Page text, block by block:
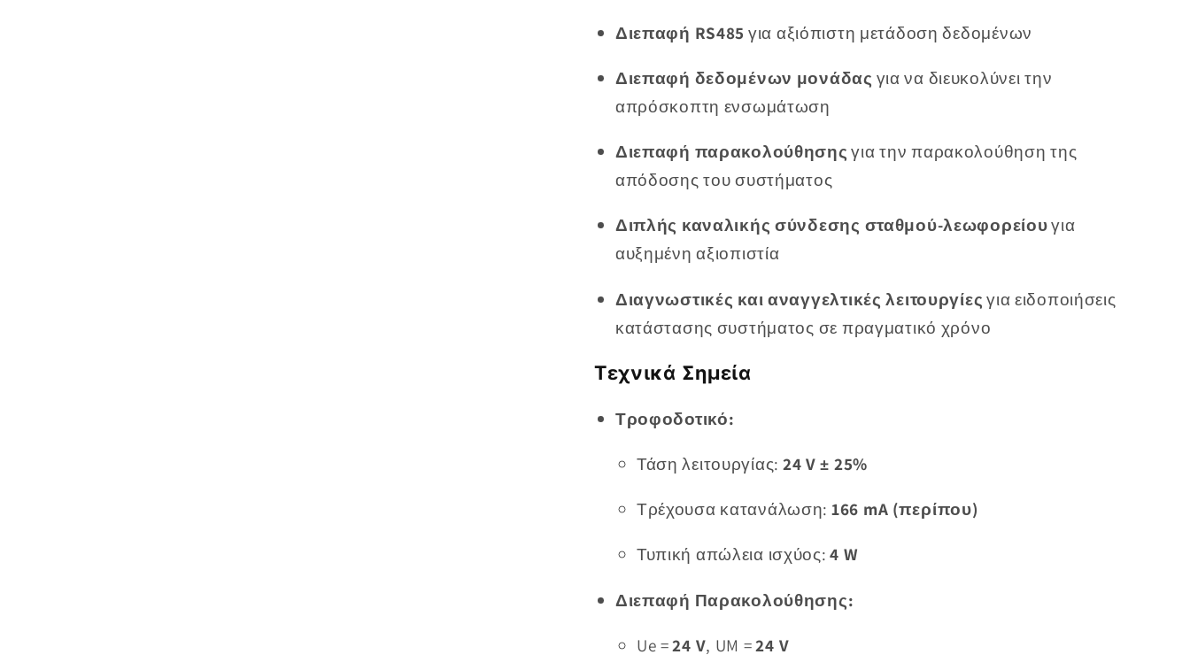
Διεπαφή RS485 για αξιόπιστη μετάδοση δεδομένων
Διεπαφή δεδομένων μονάδας για να διευκολύνει την
απρόσκοπτη ενσωμάτωση
Διεπαφή παρακολούθησης για την παρακολούθηση της
απόδοσης του συστήματος
Διπλής καναλικής σύνδεσης σταθμού-λεωφορείουγια
αυξημένη αξιοπιστία
Διαγνωστικές και αναγγελτικές λειτουργίεςγια ειδοποιήσεις
κατάστασης συστήματος σε πραγματικό χρόνο
Τεχνικά Σημεία
Τροφοδοτικό:
Τάση λειτουργίας: 24 V ± 25%
Τρέχουσα κατανάλωση: 166 mA (περίπου)
Τυπική απώλεια ισχύος: 4 W
Διεπαφή Παρακολούθησης:
Ue =24 V, UM =24 V